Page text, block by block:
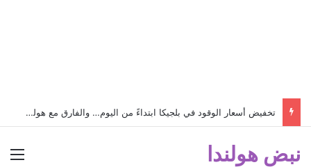
تخفيض أسعار الوقود في بلجيكا ابتداءً من اليوم… والفارق مع هولندا أصبح كبيراً جداً!
نبض هولندا